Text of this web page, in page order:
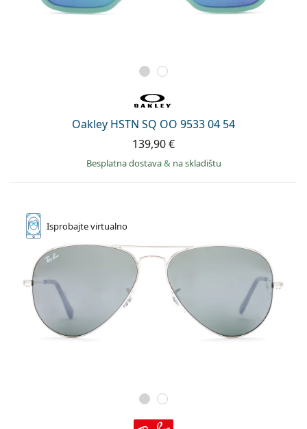
Oakley HSTN SQ OO 9533 04 54
139,90 €
Besplatna dostava& na skladištu
Isprobajtevirtualno